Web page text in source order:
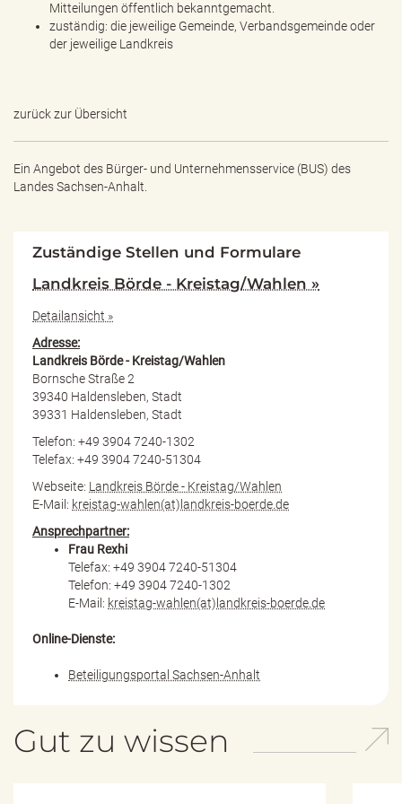
Mitteilungen öffentlich bekanntgemacht.
zuständig: die jeweilige Gemeinde, Verbandsgemeinde oder
der jeweilige Landkreis
zurück zur Übersicht
Ein Angebot des Bürger- und Unternehmensservice (BUS) des
Landes Sachsen-Anhalt.
Zuständige Stellen und Formulare
Landkreis Börde - Kreistag/Wahlen »
Detailansicht »
Adresse:
Landkreis Börde - Kreistag/Wahlen
Bornsche Straße 2
39340 Haldensleben, Stadt
39331 Haldensleben, Stadt
Telefon: +49 3904 7240-1302
Telefax: +49 3904 7240-51304
Webseite: Landkreis Börde - Kreistag/Wahlen
E-Mail: kreistag-wahlen(at)landkreis-boerde.de
Ansprechpartner:
Frau Rexhi
Telefax: +49 3904 7240-51304
Telefon: +49 3904 7240-1302
E-Mail: kreistag-wahlen(at)landkreis-boerde.de
Online-Dienste:
Beteiligungsportal Sachsen-Anhalt
Gut zu wissen